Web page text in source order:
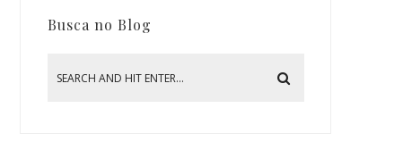
Busca no Blog